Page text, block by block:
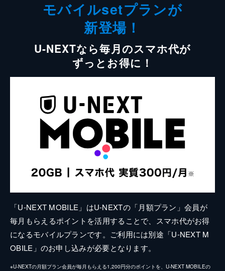
モバイルsetプランが
新登場！
U-NEXTなら毎月のスマホ代が
ずっとお得に！
「U-NEXT MOBILE」はU-NEXTの「月額プラン」会員が
毎月もらえるポイントを活用することで、スマホ代がお得
になるモバイルプランです。ご利用には別途「U-NEXT M
OBILE」のお申し込みが必要となります。
※U-NEXTの月額プラン会員が毎月もらえる1,200円分のポイントを、U-NEXT MOBILEの